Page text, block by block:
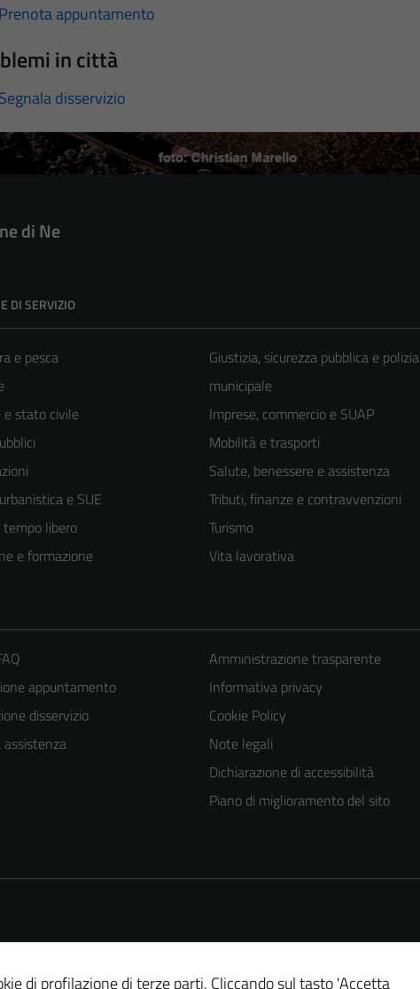
Prenota appuntamento
in città
Segnala disservizio
di Ne
DI SERVIZIO
e pesca
e stato civile
e SUE
libero
e formazione
Giustizia, sicurezza pubblica e polizia
municipale
Imprese, commercio e SUAP
Mobilità e trasporti
Salute, benessere e assistenza
Tributi, finanze e contravvenzioni
Turismo
Vita lavorativa
appuntamento
disservizio
assistenza
Amministrazione trasparente
Informativa privacy
Cookie Policy
Note legali
Dichiarazione di accessibilità
Piano di miglioramento del sito
di profilazione di terze parti. Cliccando sul tasto 'Accetta
Tecnici